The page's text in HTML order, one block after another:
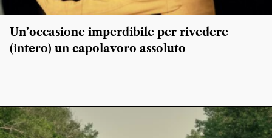
Un’occasione imperdibile per rivedere
(intero) un capolavoro assoluto